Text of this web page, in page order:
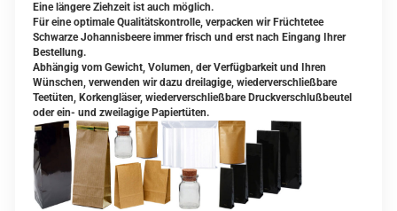
Eine längere Ziehzeit ist auch möglich.
Für eine optimale Qualitätskontrolle, verpacken wir Früchtetee
Schwarze Johannisbeere immer frisch und erst nach Eingang Ihrer
Bestellung.
Abhängig vom Gewicht, Volumen, der Verfügbarkeit und Ihren
Wünschen, verwenden wir dazu dreilagige, wiederverschließbare
Teetüten, Korkengläser, wiederverschließbare Druckverschlußbeutel
oder ein- und zweilagige Papiertüten.